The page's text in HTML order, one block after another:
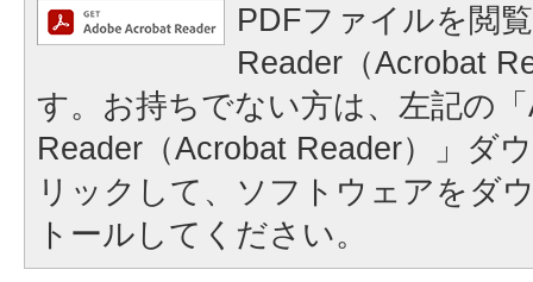
PDFファイルを閲
Reader（Acrobat
す。お持ちでない方は、左記の
Reader（Acrobat Reader）」ダ
リックして、ソフトウェアをダ
トールしてください。